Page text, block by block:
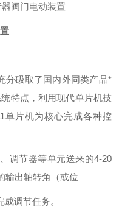
分砐取了国内外同类产品*
特点，利用现代单片机技
单片机为核心完成各种控
调节器等单元送来的4-20
输出轴转角（或位
调节任务。